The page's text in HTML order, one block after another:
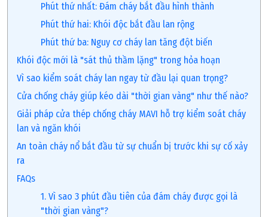
Phút thứ nhất: Đám cháy bắt đầu hình thành
Phút thứ hai: Khói độc bắt đầu lan rộng
Phút thứ ba: Nguy cơ cháy lan tăng đột biến
Khói độc mới là "sát thủ thầm lặng" trong hỏa hoạn
Vì sao kiểm soát cháy lan ngay từ đầu lại quan trọng?
Cửa chống cháy giúp kéo dài "thời gian vàng" như thế nào?
Giải pháp cửa thép chống cháy MAVI hỗ trợ kiểm soát cháy
lan và ngăn khói
An toàn cháy nổ bắt đầu từ sự chuẩn bị trước khi sự cố xảy
ra
FAQs
1. Vì sao 3 phút đầu tiên của đám cháy được gọi là
"thời gian vàng"?